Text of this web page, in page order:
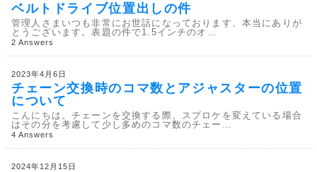
ベルトドライブ位置出しの件
管理人さまいつも非常にお世話になっております、本当にありが
とうございます。表題の件で1.5インチのオ…
2 Answers
2023年4月6日
チェーン交換時のコマ数とアジャスターの位置
について
こんにちは。チェーンを交換する際、スプロケを変えている場合
はその分を考慮して少し多めのコマ数のチェー…
4 Answers
2024年12月15日